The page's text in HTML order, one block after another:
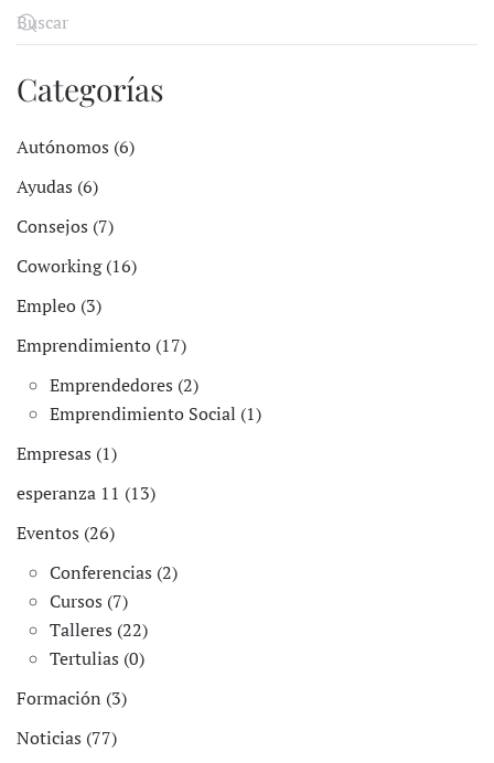
Categorías
Autónomos (6)
Ayudas (6)
Consejos (7)
Coworking (16)
Empleo (3)
Emprendimiento (17)
Emprendedores (2)
Emprendimiento Social (1)
Empresas (1)
esperanza 11 (13)
Eventos (26)
Conferencias (2)
Cursos (7)
Talleres (22)
Tertulias (0)
Formación (3)
Noticias (77)